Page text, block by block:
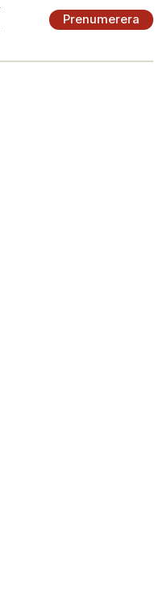
Prenumerera